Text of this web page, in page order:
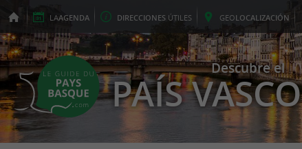
LAAGENDA DIRECCIONES ÚTILES GEOLOCALIZACIÓN
Descubre el
PAÍS VASCO